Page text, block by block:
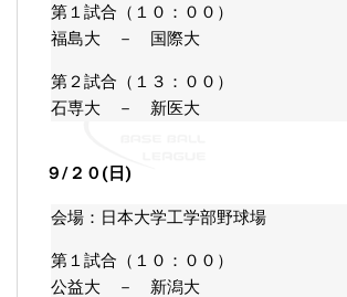
第１試合（１０：００）
福島大 － 国際大
第２試合（１３：００）
石専大 － 新医大
９/２０(日)
会場：日本大学工学部野球場
第１試合（１０：００）
公益大 － 新潟大